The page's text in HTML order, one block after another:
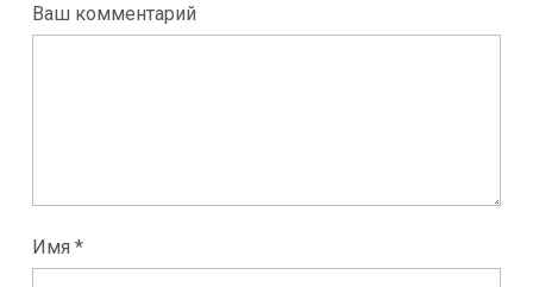
Ваш комментарий
Имя *